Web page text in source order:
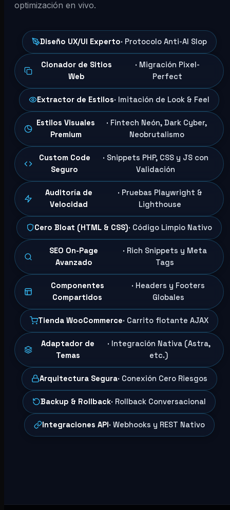
optimización en vivo.
Diseño UX/UI Experto· Protocolo Anti-AI Slop
Clonador de Sitios
Web
· Migración Pixel-
Perfect
Extractor de Estilos· Imitación de Look & Feel
Estilos Visuales
Premium
· Fintech Neón, Dark Cyber,
Neobrutalismo
Custom Code
Seguro
· Snippets PHP, CSS y JS con
Validación
Auditoría de
Velocidad
· Pruebas Playwright &
Lighthouse
Cero Bloat (HTML & CSS)· Código Limpio Nativo
SEO On-Page
Avanzado
· Rich Snippets y Meta
Tags
Componentes
Compartidos
· Headers y Footers
Globales
Tienda WooCommerce· Carrito flotante AJAX
Adaptador de
Temas
· Integración Nativa (Astra,
etc.)
Arquitectura Segura· Conexión Cero Riesgos
Backup & Rollback· Rollback Conversacional
Integraciones API· Webhooks y REST Nativo